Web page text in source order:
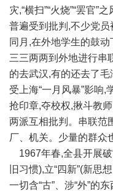
灾,“横扫”“火烧”“罢官”
普遍受到批判,不少党员
同月,在外地学生的鼓
三三两两到外地进行串
的去武汉,有的还去了
受上海“一月风暴”影响,
抢印章,夺校权,揪斗教师
两派互相批判。串联范
厂、机关。少量的群众
1967年春,全县开展破
旧习惯),立“四新”(新思
一切含“古”、涉“外”的